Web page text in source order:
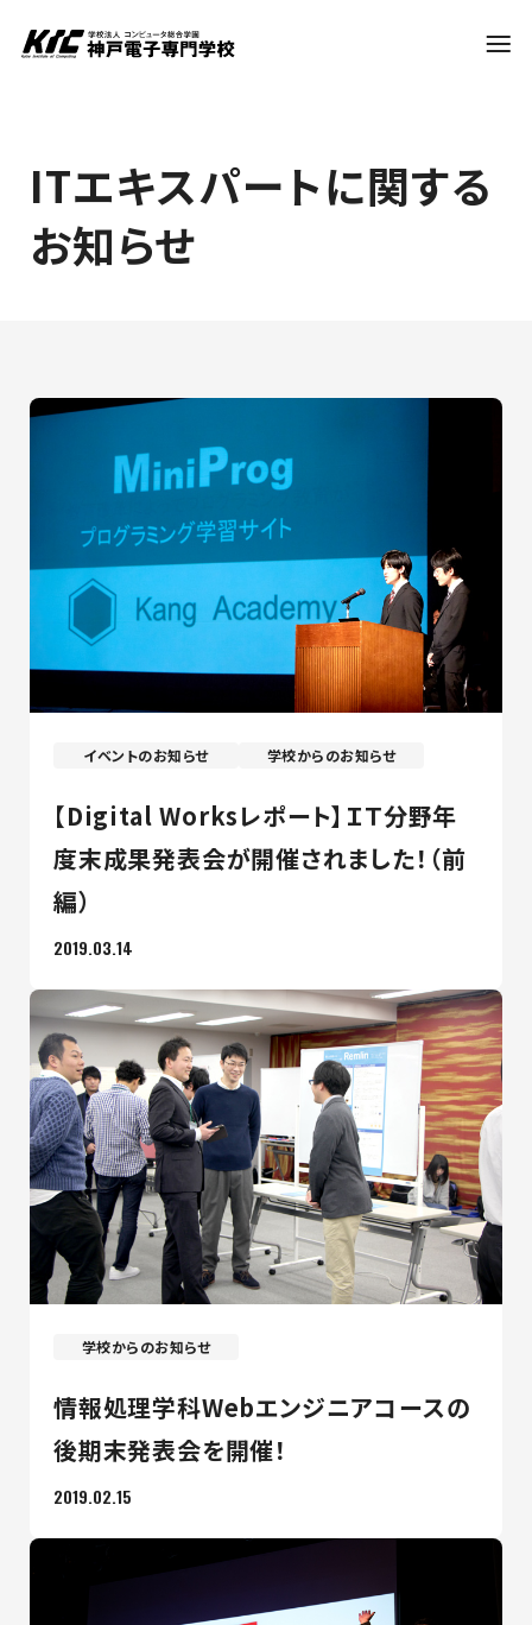
学科・コース
訪問者別
入試情報
神戸電子について
最新のお知らせ
+プラスラボ
オープン
キャンパス
資料請求
こちら
ITエキスパートに関する
お知らせ
イベントのお知らせ 学校からのお知らせ
【Digital Worksレポート】ＩＴ分野年
度末成果発表会が開催されました！（前
編）
2019.03.14
学校からのお知らせ
情報処理学科Webエンジニアコースの
後期末発表会を開催！
2019.02.15